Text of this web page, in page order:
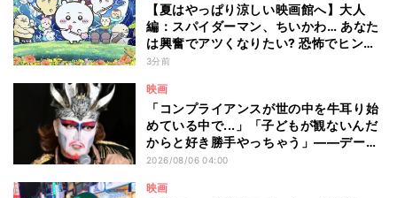
【夏はやっぱり涼しい映画館へ】大人
編：スパイダーマン、ちいかわ… あなた
は興奮でアツくなりたい? 恐怖でヒンヤ
リしたい? - 編集部が注目する最新映画5
3分前
映画
「コンプライアンスが世の中を牛耳り始
めている中で...」「子どもが観ないんだ
からと好き勝手やっちゃう」――デーモ
ン閣下が語る映画『レディ・オア・ノッ
2026/08/06 04:00
映画